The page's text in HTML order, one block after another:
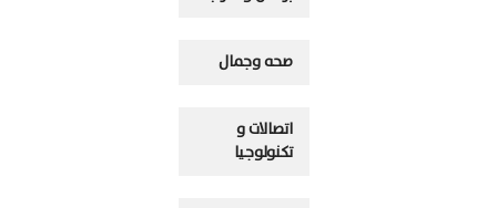
صحه وجمال
اتصالات و
تكنولوجيا